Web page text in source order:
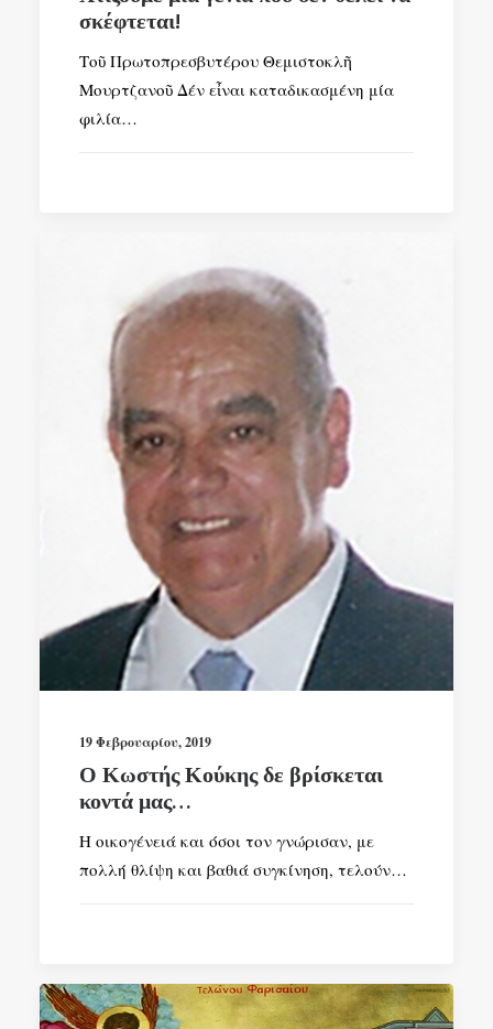
σκέφτεται!
Τοῦ Πρωτοπρεσβυτέρου Θεμιστοκλῆ
Μουρτζανοῦ Δέν εἶναι καταδικασμένη μία
φιλία…
19 Φεβρουαρίου, 2019
Ο Κωστής Κούκης δε βρίσκεται
κοντά μας…
Η οικογένειά και όσοι τον γνώρισαν, με
πολλή θλίψη και βαθιά συγκίνηση, τελούν…